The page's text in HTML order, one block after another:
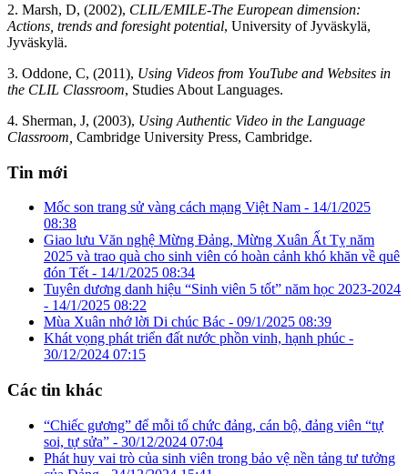
2. Marsh, D, (2002), CLIL/EMILE-The European dimension:
Actions, trends and foresight potential, University of Jyväskylä,
Jyväskylä.
3. Oddone, C, (2011), Using Videos from YouTube and Websites in
the CLIL Classroom, Studies About Languages.
4. Sherman, J, (2003), Using Authentic Video in the Language
Classroom, Cambridge University Press, Cambridge.
Tin mới
Mốc son trang sử vàng cách mạng Việt Nam - 14/1/2025
08:38
Giao lưu Văn nghệ Mừng Đảng, Mừng Xuân Ất Tỵ năm
2025 và trao quà cho sinh viên có hoàn cảnh khó khăn về quê
đón Tết - 14/1/2025 08:34
Tuyên dương danh hiệu “Sinh viên 5 tốt” năm học 2023-2024
- 14/1/2025 08:22
Mùa Xuân nhớ lời Di chúc Bác - 09/1/2025 08:39
Khát vọng phát triển đất nước phồn vinh, hạnh phúc -
30/12/2024 07:15
Các tin khác
“Chiếc gương” để mỗi tổ chức đảng, cán bộ, đảng viên “tự
soi, tự sửa” - 30/12/2024 07:04
Phát huy vai trò của sinh viên trong bảo vệ nền tảng tư tưởng